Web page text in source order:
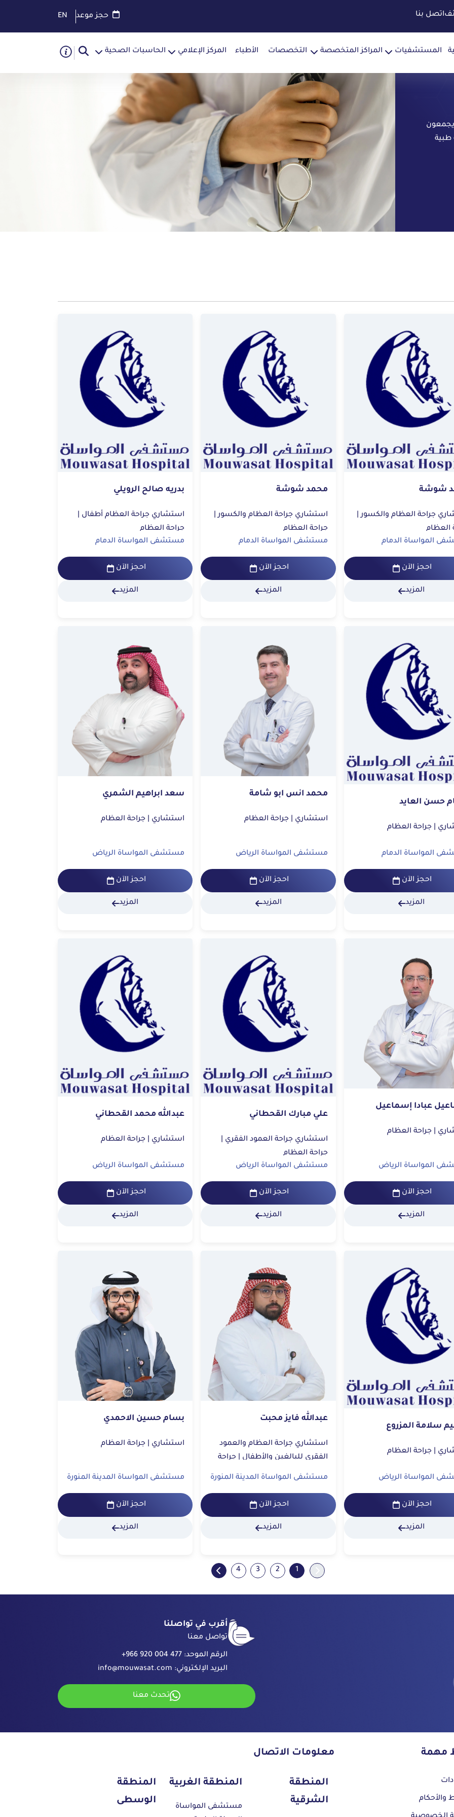
اتصل بنا حجز موعد EN
المستشفيات المراكز المتخصصة التخصصات الأطباء المركز الإعلامي الحاسبات الصحية
يجمعون
طبية
شوشة
العظام
المواساة الدمام
احجز الآن
المزيد
محمد شوشة
جراحة العظام
مستشفى المواساة الدمام
احجز الآن
المزيد
بدريه صالح الرويلي
جراحة العظام
مستشفى المواساة الدمام
احجز الآن
المزيد
حسن العايد
العظام
المواساة الدمام
احجز الآن
المزيد
محمد انس ابو شامة
استشاري | جراحة العظام
مستشفى المواساة الرياض
احجز الآن
المزيد
سعد ابراهيم الشمري
استشاري | جراحة العظام
مستشفى المواساة الرياض
احجز الآن
المزيد
عبادا إسماعيل
العظام
المواساة الرياض
احجز الآن
المزيد
علي مبارك القحطاني
جراحة العظام
مستشفى المواساة الرياض
احجز الآن
المزيد
عبدالله محمد القحطاني
استشاري | جراحة العظام
مستشفى المواساة الرياض
احجز الآن
المزيد
سلامة المزروع
العظام
المواساة الرياض
احجز الآن
المزيد
عبدالله فايز محبت
استشاري جراحة العظام والعمود
الفقري للبالغين والأطفال | جراحة
العظام
مستشفى المواساة المدينة المنورة
احجز الآن
المزيد
بسام حسين الاحمدي
استشاري | جراحة العظام
مستشفى المواساة المدينة المنورة
احجز الآن
المزيد
1
2
3
4
أقرب في تواصلنا
تواصل معنا
الرقم الموحد: +966 920 004 477
البريد الإلكتروني: info@mouwasat.com
تحدث معنا
مهمة
والأحكام
معلومات الاتصال
المنطقة
الشرقية
المنطقة الغربية
مستشفى المواساة
المنطقة
الوسطى